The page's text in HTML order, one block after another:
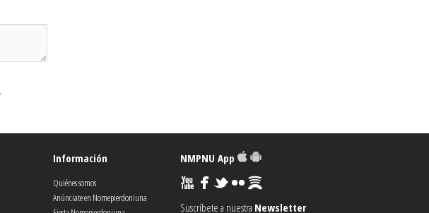
,
Información
Quiénes somos
Anúnciate en Nomepierdoniuna
NMPNU App
Suscríbete a nuestra Newsletter